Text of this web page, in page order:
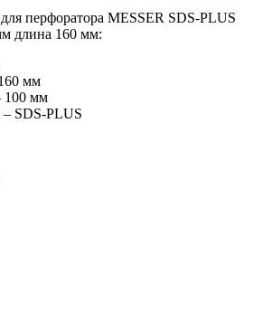
перфоратора MESSER SDS-PLUS
длина 160 мм:
мм
100 мм
SDS-PLUS